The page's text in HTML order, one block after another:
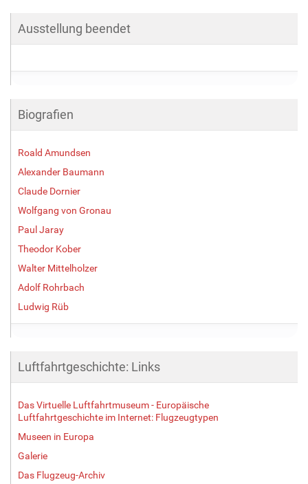
Ausstellung beendet
Biografien
Roald Amundsen
Alexander Baumann
Claude Dornier
Wolfgang von Gronau
Paul Jaray
Theodor Kober
Walter Mittelholzer
Adolf Rohrbach
Ludwig Rüb
Luftfahrtgeschichte: Links
Das Virtuelle Luftfahrtmuseum - Europäische
Luftfahrtgeschichte im Internet: Flugzeugtypen
Museen in Europa
Galerie
Das Flugzeug-Archiv